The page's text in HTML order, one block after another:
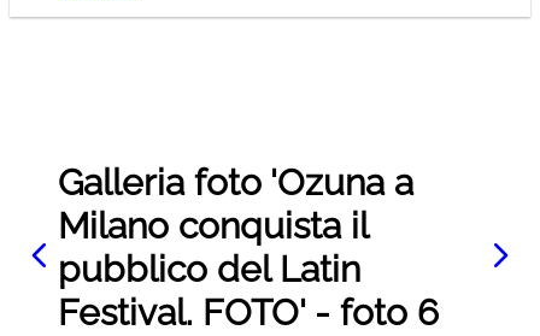
Galleria foto 'Ozuna a
Milano conquista il
pubblico del Latin
Festival. FOTO' - foto 6